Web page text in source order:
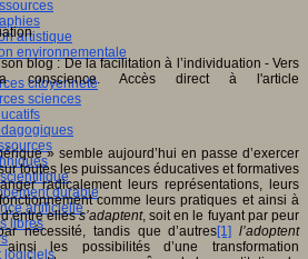
artistique
environnementale
citoyenneté
sciences
durable
artificielle
libres
logiciels
blog : De la facilitation à l’individuation - Vers
conscience. Accès direct à l'article
» semble aujourd’hui en passe d’exercer
toutes les puissances éducatives et formatives
radicalement leurs représentations, leurs
comme leurs pratiques et ainsi à
elless’adaptent, soit en le fuyant par peur
nécessité, tandis que d’autres[1] l’adoptent
les possibilités d’une transformation